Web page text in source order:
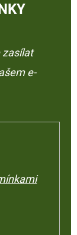
zasílat
e-